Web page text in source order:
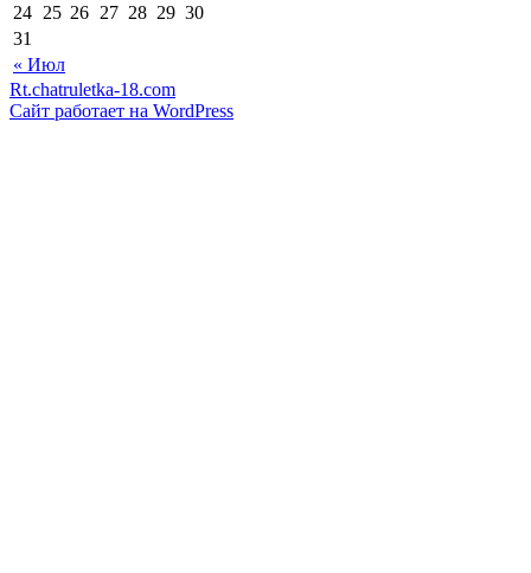
« Июл
24 25 26 27 28 29 30
31
Rt.chatruletka-18.com
Сайт работает на WordPress